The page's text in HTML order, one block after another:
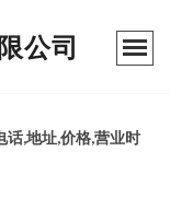
公司
话,地址,价格,营业时